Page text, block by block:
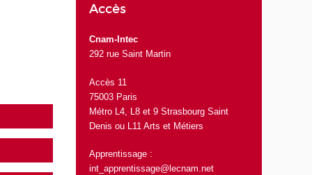
Accès
Cnam-Intec
292 rue Saint Martin
Accès 11
75003 Paris
Métro L4, L8 et 9 Strasbourg Saint
Denis ou L11 Arts et Métiers
Apprentissage :
int_apprentissage@lecnam.net